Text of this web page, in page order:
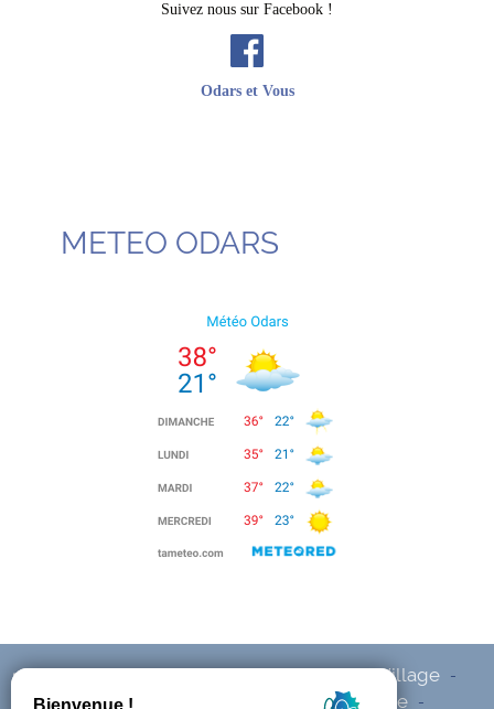
Suivez nous sur Facebook !
Odars et Vous
METEO ODARS
Accueil Mairie Urbanisme Notre Village -
Enfance et Jeunesse Vie quotidienne -